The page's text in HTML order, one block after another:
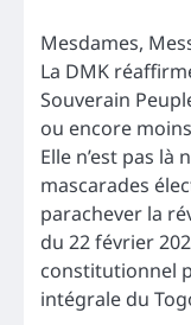
Mesdames,
La DMK
Souverain
ou encore
Elle n’est pas
mascarades
parachever la
du 22 février
constitutionnel
intégrale du